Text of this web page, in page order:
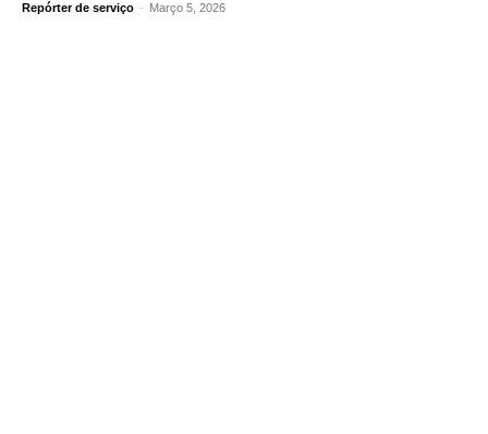
Repórter de serviço - Março 5, 2026